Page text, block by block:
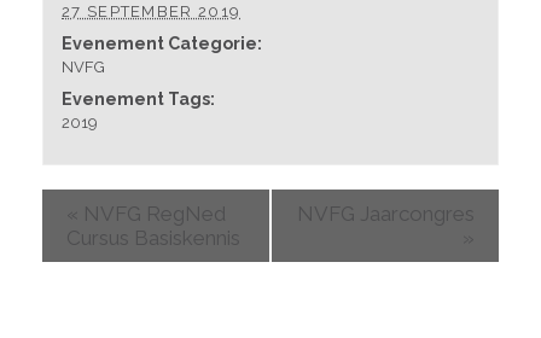
27 SEPTEMBER 2019
Evenement Categorie:
NVFG
Evenement Tags:
2019
«
NVFG RegNed
Cursus Basiskennis
NVFG Jaarcongres
»